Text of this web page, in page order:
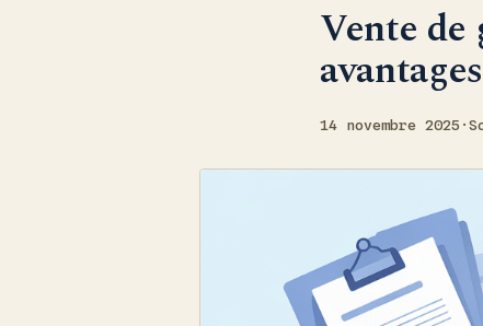
Vente de
14 novembre 2025 ·